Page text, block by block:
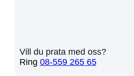
Vill du prata med oss?
Ring 08-559 265 65